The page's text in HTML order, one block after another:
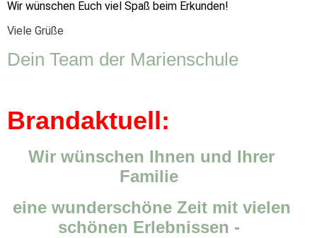
Wir wünschen Euch viel Spaß beim Erkunden!
Viele Grüße
Dein Team der Marienschule
Brandaktuell:
Wir wünschen Ihnen und Ihrer
Familie
eine wunderschöne Zeit mit vielen
schönen Erlebnissen -